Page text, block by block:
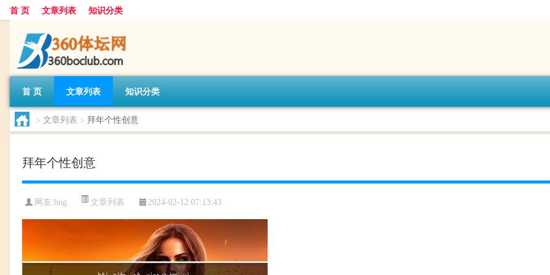
首 页 文章列表 知识分类
首 页 文章列表 知识分类
> 文章列表 > 拜年个性创意
拜年个性创意
网友:bng 文章列表 2024-02-12 07:13:43